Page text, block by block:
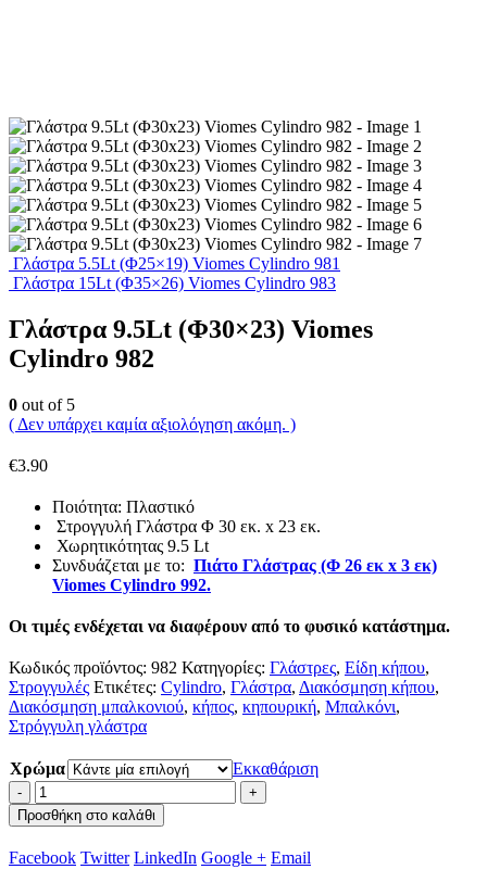
Γλάστρα 5.5Lt (Φ25×19) Viomes Cylindro 981
Γλάστρα 15Lt (Φ35×26) Viomes Cylindro 983
Γλάστρα 9.5Lt (Φ30×23) Viomes
Cylindro 982
0 out of 5
( Δεν υπάρχει καμία αξιολόγηση ακόμη. )
€3.90
Ποιότητα: Πλαστικό
Στρογγυλή Γλάστρα Φ 30 εκ. x 23 εκ.
Χωρητικότητας 9.5 Lt
Συνδυάζεται με το: Πιάτο Γλάστρας (Φ 26 εκ x 3 εκ)
Viomes Cylindro 992.
Οι τιμές ενδέχεται να διαφέρουν από το φυσικό κατάστημα.
Κωδικός προϊόντος: 982 Κατηγορίες: Γλάστρες, Είδη κήπου,
Στρογγυλές Ετικέτες: Cylindro, Γλάστρα, Διακόσμηση κήπου,
Διακόσμηση μπαλκονιού, κήπος, κηπουρική, Μπαλκόνι,
Στρόγγυλη γλάστρα
Χρώμα Εκκαθάριση
-
+
Προσθήκη στο καλάθι
Facebook Twitter LinkedIn Google + Email